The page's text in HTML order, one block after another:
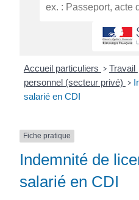
Accueil particuliers > Travail
personnel (secteur privé) >
salarié en CDI
Fiche pratique
Indemnité de
salarié en CDI